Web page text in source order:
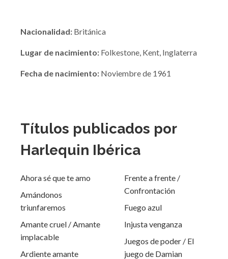
Nacionalidad: Británica
Lugar de nacimiento: Folkestone, Kent, Inglaterra
Fecha de nacimiento: Noviembre de 1961
Títulos publicados por
Harlequin Ibérica
Ahora sé que te amo
Amándonos
triunfaremos
Amante cruel / Amante
implacable
Ardiente amante
Frente a frente /
Confrontación
Fuego azul
Injusta venganza
Juegos de poder / El
juego de Damian